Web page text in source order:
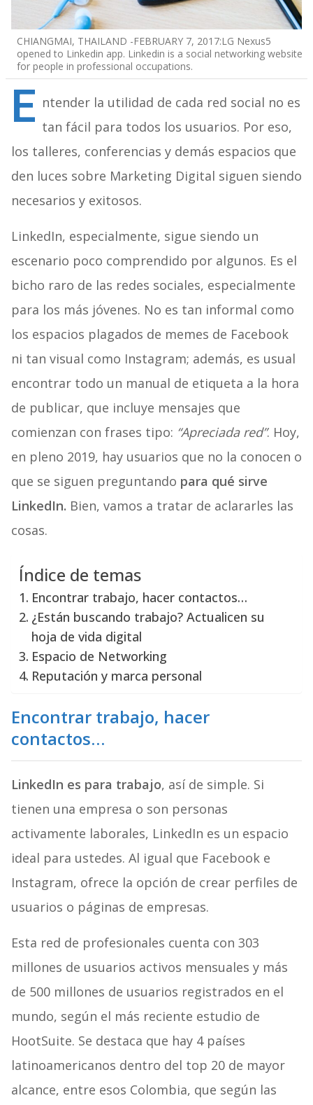
CHIANGMAI, THAILAND -FEBRUARY 7, 2017:LG Nexus5
opened to Linkedin app. Linkedin is a social networking website
for people in professional occupations.
E ntender la utilidad de cada red social no es
tan fácil para todos los usuarios. Por eso,
los talleres, conferencias y demás espacios que
den luces sobre Marketing Digital siguen siendo
necesarios y exitosos.
LinkedIn, especialmente, sigue siendo un
escenario poco comprendido por algunos. Es el
bicho raro de las redes sociales, especialmente
para los más jóvenes. No es tan informal como
los espacios plagados de memes de Facebook
ni tan visual como Instagram; además, es usual
encontrar todo un manual de etiqueta a la hora
de publicar, que incluye mensajes que
comienzan con frases tipo: “Apreciada red”. Hoy,
en pleno 2019, hay usuarios que no la conocen o
que se siguen preguntando para qué sirve
LinkedIn. Bien, vamos a tratar de aclararles las
cosas.
Índice de temas
Encontrar trabajo, hacer contactos…
¿Están buscando trabajo? Actualicen su
hoja de vida digital
Espacio de Networking
Reputación y marca personal
Encontrar trabajo, hacer
contactos…
LinkedIn es para trabajo, así de simple. Si
tienen una empresa o son personas
activamente laborales, LinkedIn es un espacio
ideal para ustedes. Al igual que Facebook e
Instagram, ofrece la opción de crear perfiles de
usuarios o páginas de empresas.
Esta red de profesionales cuenta con 303
millones de usuarios activos mensuales y más
de 500 millones de usuarios registrados en el
mundo, según el más reciente estudio de
HootSuite. Se destaca que hay 4 países
latinoamericanos dentro del top 20 de mayor
alcance, entre esos Colombia, que según las